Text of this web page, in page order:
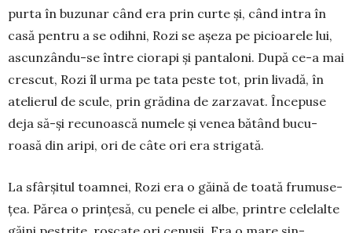
purta în bu­zu­nar când era prin curte și, când in­tra în
casă pen­tru a se odih­ni, Rozi se așeza pe picioarele lui,
as­cun­­zân­du-se în­tre cio­rapi și pan­ta­loni. După ce-a mai
cres­cut, Rozi îl ur­­ma pe tata peste tot, prin li­va­dă, în
atelierul de scu­le, prin grădina de zarzavat. Înce­pu­se
deja să-și re­cunoască nu­mele și venea bă­tând bucu­
roasă din aripi, ori de câte ori era stri­gată.
La sfârșitul toamnei, Rozi era o găină de toată fru­muse­
țea. Pă­rea o prințesă, cu penele ei albe, prin­tre celelalte